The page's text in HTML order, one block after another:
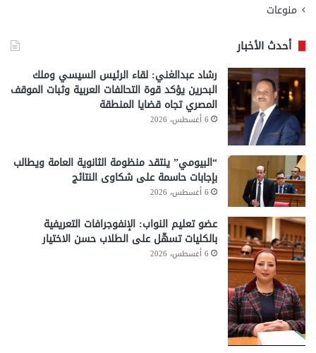
منوعات
أحدث الأخبار
رشاد عبدالغني: لقاء الرئيس السيسي وملك
البحرين يؤكد قوة التحالفات العربية وثبات الموقف
المصري تجاه قضايا المنطقة
6 أغسطس، 2026
“البيومي” ينتقد منظومة الثانوية العامة ويطالب
بإجابات حاسمة على شكاوى النتائج
6 أغسطس، 2026
عضو تعليم النواب: الإنفوجرافات التعريفية
بالكليات تسهّل على الطلاب حسن الاختيار
6 أغسطس، 2026